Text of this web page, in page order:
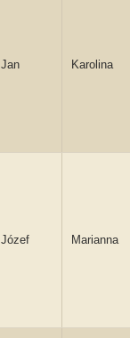
Jan Karolina
Józef Marianna